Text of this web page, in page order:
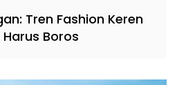
Tren Fashion Keren
Boros